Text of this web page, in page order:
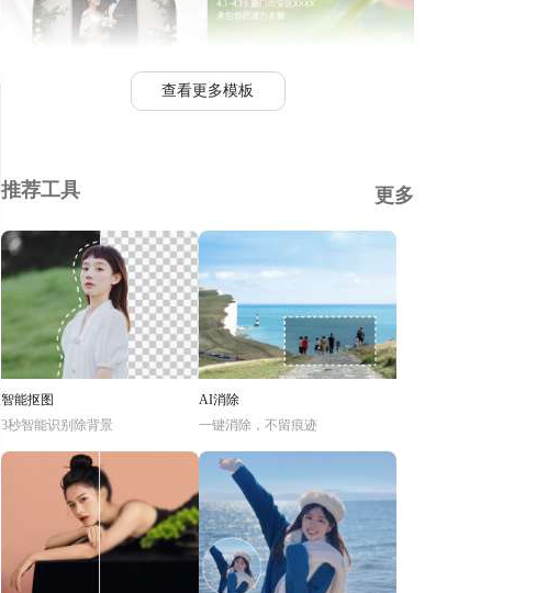
查看更多模板
推荐工具 更多
智能抠图
3秒智能识别除背景
AI消除
一键消除，不留痕迹